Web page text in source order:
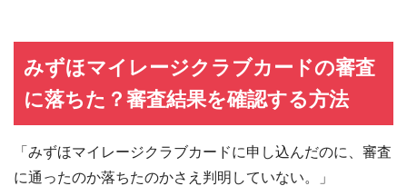
みずほマイレージクラブカードの審査
に落ちた？審査結果を確認する方法
「みずほマイレージクラブカードに申し込んだのに、審査
に通ったのか落ちたのかさえ判明していない。」